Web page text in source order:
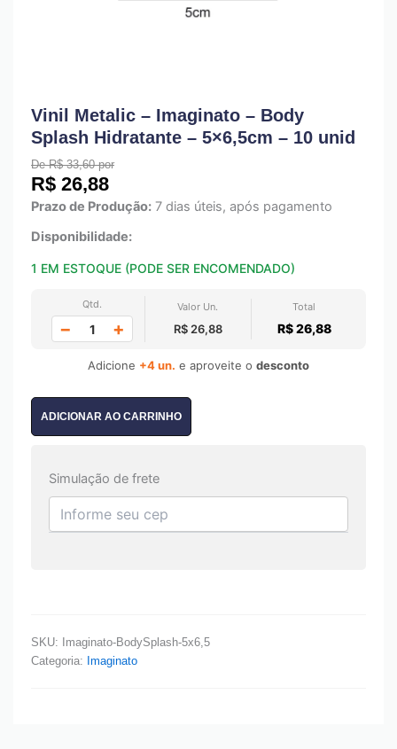
Vinil Metalic – Imaginato – Body
Splash Hidratante – 5×6,5cm – 10 unid
De R$ 33,60 por
R$ 26,88
Prazo de Produção: 7 dias úteis, após pagamento
Disponibilidade:
1 EM ESTOQUE (PODE SER ENCOMENDADO)
Qtd.
− +
Valor Un.
R$ 26,88
Total
R$ 26,88
Adicione +4 un. e aproveite o desconto
ADICIONAR AO CARRINHO
Simulação de frete
SKU:
Imaginato-BodySplash-5x6,5
Categoria: Imaginato